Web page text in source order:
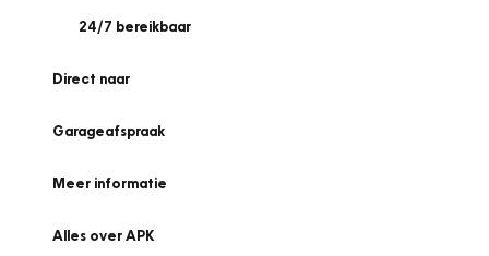
24/7 bereikbaar
Direct naar
Garageafspraak
Meer informatie
Alles over APK